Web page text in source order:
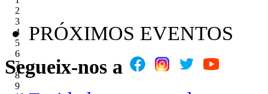
2
3
4
5
6
7
8
9
PRÓXIMOS EVENTOS
Segueix-nos a